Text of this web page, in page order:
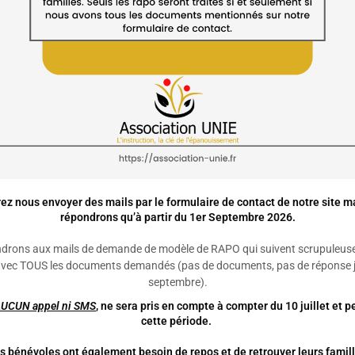
2022
nous envoyer des mails par le formulaire de contact de notre site
répondrons qu’à partir du 1er Septembre 2026.
aux mails de demande de modèle de RAPO qui suivent
TOUS les documents demandés (pas de documents, pas de réponse
septembre).
appel ni SMS, ne sera pris en compte à compter du 10 juillet et
cette période.
bénévoles ont également besoin de repos et de retrouver leurs